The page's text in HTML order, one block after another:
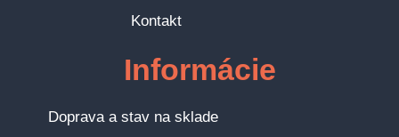
Kontakt
Informácie
Doprava a stav na sklade